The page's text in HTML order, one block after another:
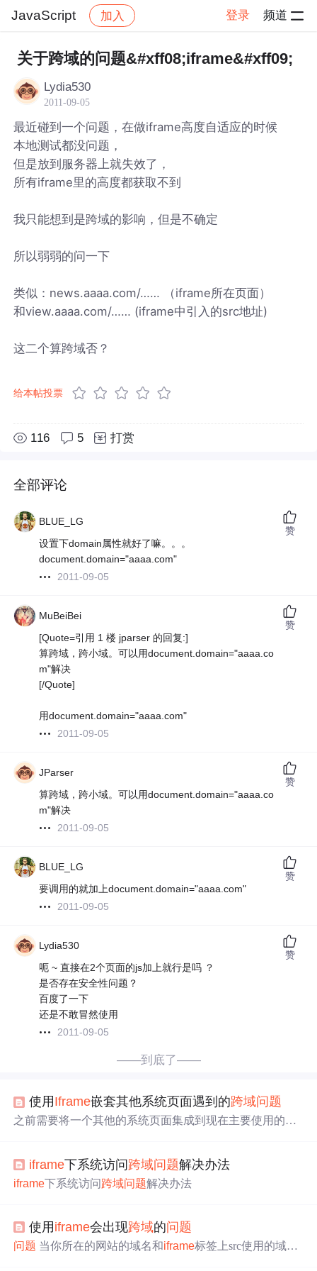
JavaScript 加入 登录 频道
社区 JavaScript 帖子详情
关于跨域的问题&#xff08;iframe&#xff09;
Lydia530
2011-09-05
最近碰到一个问题，在做iframe高度自适应的时候
本地测试都没问题，
但是放到服务器上就失效了，
所有iframe里的高度都获取不到
我只能想到是跨域的影响，但是不确定
所以弱弱的问一下
类似：news.aaaa.com/…… （iframe所在页面）
和view.aaaa.com/…… (iframe中引入的src地址)
这二个算跨域否？
给本帖投票
116 5 打赏
全部评论
BLUE_LG
设置下domain属性就好了嘛。。。
document.domain="aaaa.com"
2011-09-05
赞
MuBeiBei
[Quote=引用 1 楼 jparser 的回复:]
算跨域，跨小域。可以用document.domain="aaaa.co
m"解决
[/Quote]
用document.domain="aaaa.com"
2011-09-05
赞
JParser
算跨域，跨小域。可以用document.domain="aaaa.co
m"解决
2011-09-05
赞
BLUE_LG
要调用的就加上document.domain="aaaa.com"
2011-09-05
赞
Lydia530
呃 ~ 直接在2个页面的js加上就行是吗 ？
是否存在安全性问题？
百度了一下
还是不敢冒然使用
2011-09-05
赞
——到底了——
使用 Iframe嵌套其他系统页面遇到的跨域问题
之前需要将一个其他的系统页面集成到现在主要使用的一
以使用了iframe 来将另一个页面集成进来。 如何使用
e嵌套页面 使用frameset标签即可将其他的页面集成到这个
iframe下系统访问跨域问题解决办法
iframe下系统访问 跨域问题解决办法
使用 iframe会出现跨域的问题
问题 当你所在的网站的域名和iframe标签上src使用的域名